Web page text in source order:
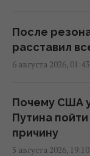
поездов
В Украине
аренда: Киев
13:51 пятница, 07
После
расставил
6 августа 2026, 01:43
Почему США
Путина
причину
5 августа 2026, 19:10